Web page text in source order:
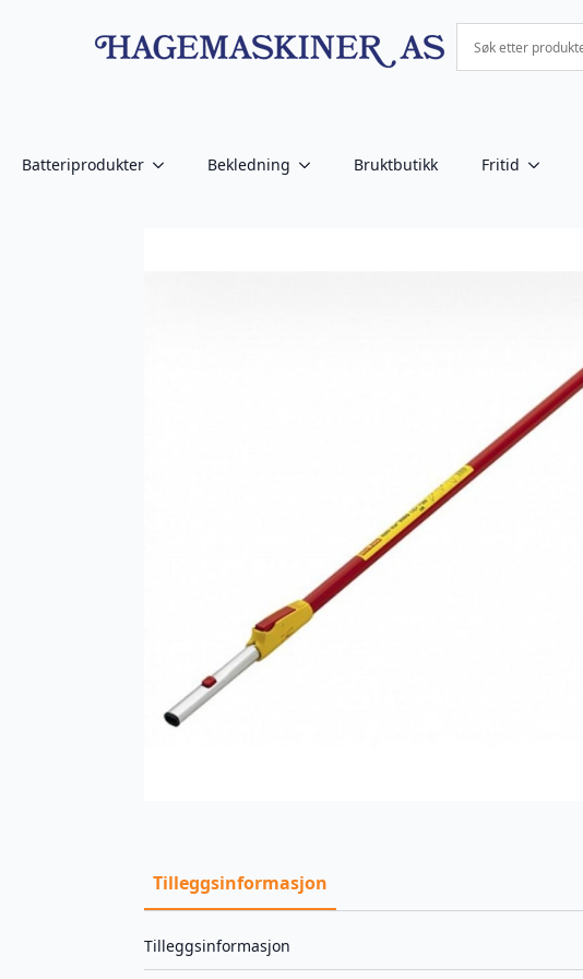
Batteriprodukter Bekledning Bruktbutikk Fritid
Tilleggsinformasjon
Tilleggsinformasjon